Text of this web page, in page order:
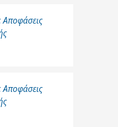
Αποφάσεις
Αποφάσεις